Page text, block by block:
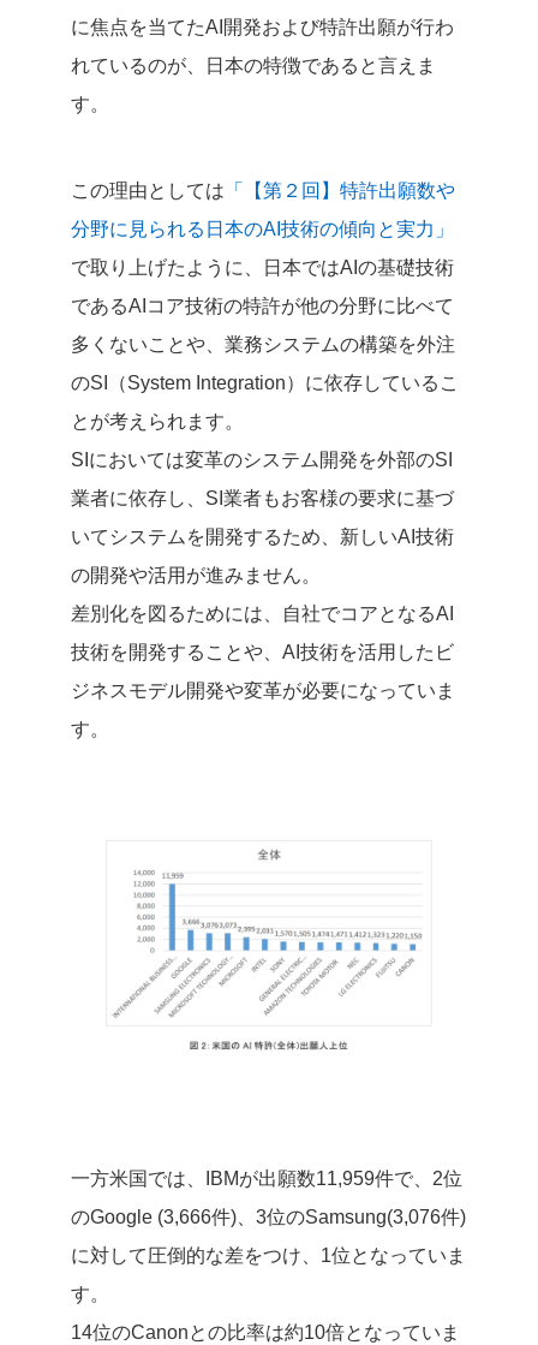
に焦点を当てたAI開発および特許出願が行わ
れているのが、日本の特徴であると言えま
す。
この理由としては 「【第２回】特許出願数や
分野に見られる日本のAI技術の傾向と実力」
で取り上げたように、日本ではAIの基礎技術
であるAIコア技術の特許が他の分野に比べて
多くないことや、業務システムの構築を外注
のSI（System Integration）に依存しているこ
とが考えられます。
SIにおいては変革のシステム開発を外部のSI
業者に依存し、SI業者もお客様の要求に基づ
いてシステムを開発するため、新しいAI技術
の開発や活用が進みません。
差別化を図るためには、自社でコアとなるAI
技術を開発することや、AI技術を活用したビ
ジネスモデル開発や変革が必要になっていま
す。
一方米国では、IBMが出願数11,959件で、2位
のGoogle (3,666件)、3位のSamsung(3,076件)
に対して圧倒的な差をつけ、1位となっていま
す。
14位のCanonとの比率は約10倍となっていま